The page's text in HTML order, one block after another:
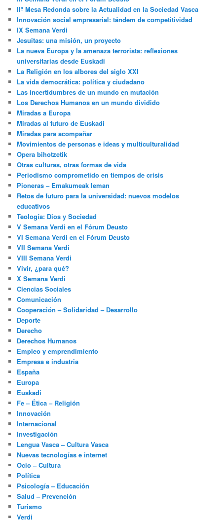
IIº Mesa Redonda sobre la Actualidad en la Sociedad Vasca
Innovación social empresarial: tándem de competitividad
IX Semana Verdi
Jesuitas: una misión, un proyecto
La nueva Europa y la amenaza terrorista: reflexiones
universitarias desde Euskadi
La Religión en los albores del siglo XXI
La vida democrática: política y ciudadano
Las incertidumbres de un mundo en mutación
Los Derechos Humanos en un mundo dividido
Miradas a Europa
Miradas al futuro de Euskadi
Miradas para acompañar
Movimientos de personas e ideas y multiculturalidad
Opera bihotzetik
Otras culturas, otras formas de vida
Periodismo comprometido en tiempos de crisis
Pioneras – Emakumeak leman
Retos de futuro para la universidad: nuevos modelos
educativos
Teología: Dios y Sociedad
V Semana Verdi en el Fórum Deusto
VI Semana Verdi en el Fórum Deusto
VII Semana Verdi
VIII Semana Verdi
Vivir, ¿para qué?
X Semana Verdi
Ciencias Sociales
Comunicación
Cooperación – Solidaridad – Desarrollo
Deporte
Derecho
Derechos Humanos
Empleo y emprendimiento
Empresa e industria
España
Europa
Euskadi
Fe – Ética – Religión
Innovación
Internacional
Investigación
Lengua Vasca – Cultura Vasca
Nuevas tecnologías e internet
Ocio – Cultura
Política
Psicología – Educación
Salud – Prevención
Turismo
Verdi